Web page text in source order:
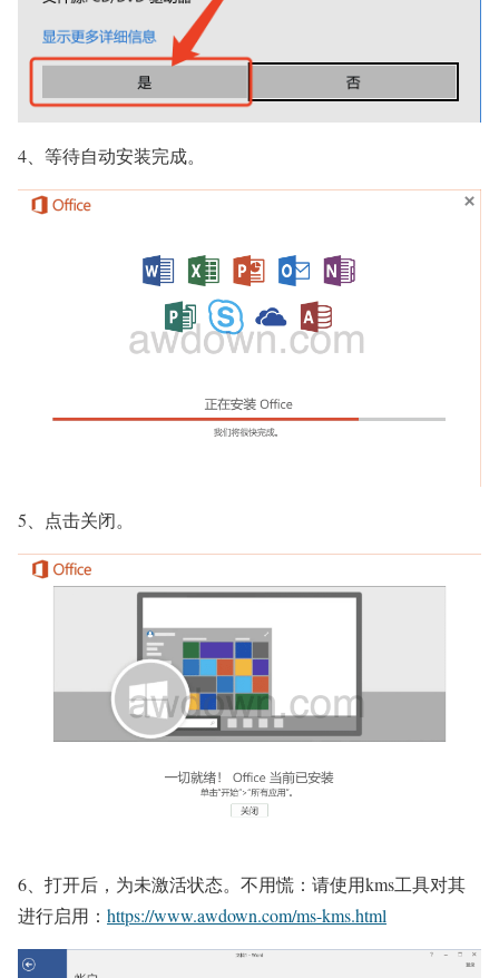
4、等待自动安装完成。
5、点击关闭。
6、打开后，为未激活状态。不用慌：请使用kms工具对其
进行启用： https://www.awdown.com/ms-kms.html